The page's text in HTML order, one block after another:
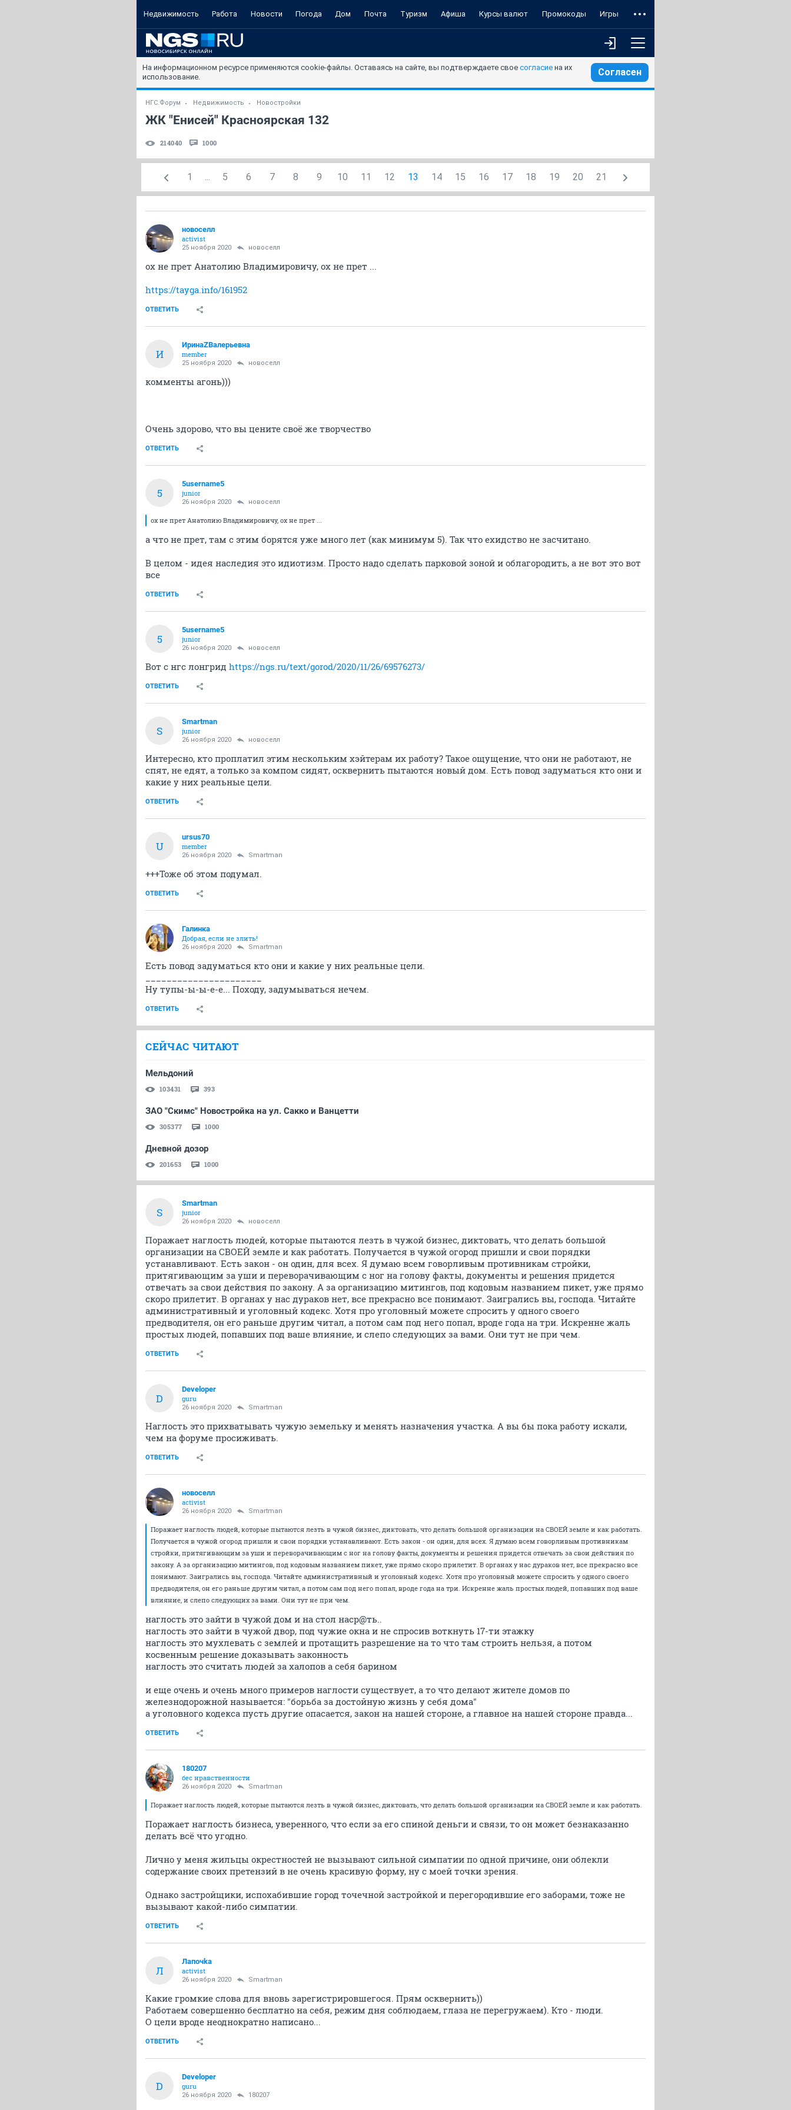
Недвижимость Работа Новости Погода Дом Почта Туризм Афиша Курсы валют Промокоды Игры
На информационном ресурсе применяются cookie-файлы. Оставаясь на сайте, вы подтверждаете свое согласие на их
использование.
Согласен
НГС.Форум Недвижимость Новостройки
ЖК "Енисей" Красноярская 132
214040 1000
1 ... 5 6 7 8 9 10 11 12 13 14 15 16 17 18 19 20 21
новоселл
activist
25 ноября 2020 новоселл
ох не прет Анатолию Владимировичу, ох не прет ...
https://tayga.info/161952
ОТВЕТИТЬ
И
ИринаZВалерьевна
member
25 ноября 2020 новоселл
комменты агонь)))
Очень здорово, что вы цените своё же творчество
ОТВЕТИТЬ
5
5username5
junior
26 ноября 2020 новоселл
ох не прет Анатолию Владимировичу, ох не прет ...
а что не прет, там с этим борятся уже много лет (как минимум 5). Так что ехидство не засчитано.
В целом - идея наследия это идиотизм. Просто надо сделать парковой зоной и облагородить, а не вот это вот
все
ОТВЕТИТЬ
5
5username5
junior
26 ноября 2020 новоселл
Вот с нгс лонгрид https://ngs.ru/text/gorod/2020/11/26/69576273/
ОТВЕТИТЬ
S
Smartman
junior
26 ноября 2020 новоселл
Интересно, кто проплатил этим нескольким хэйтерам их работу? Такое ощущение, что они не работают, не
спят, не едят, а только за компом сидят, осквернить пытаются новый дом. Есть повод задуматься кто они и
какие у них реальные цели.
ОТВЕТИТЬ
U
ursus70
member
26 ноября 2020 Smartman
+++Тоже об этом подумал.
ОТВЕТИТЬ
Галинка
Добрая, если не злить!
26 ноября 2020 Smartman
Есть повод задуматься кто они и какие у них реальные цели.
Ну тупы-ы-ы-е-е... Походу, задумываться нечем.
ОТВЕТИТЬ
СЕЙЧАС ЧИТАЮТ
Мельдоний
103431 393
ЗАО "Скимс" Новостройка на ул. Сакко и Ванцетти
305377 1000
Дневной дозор
201653 1000
S
Smartman
junior
26 ноября 2020 новоселл
Поражает наглость людей, которые пытаются лезть в чужой бизнес, диктовать, что делать большой
организации на СВОЕЙ земле и как работать. Получается в чужой огород пришли и свои порядки
устанавливают. Есть закон - он один, для всех. Я думаю всем говорливым противникам стройки,
притягивающим за уши и переворачивающим с ног на голову факты, документы и решения придется
отвечать за свои действия по закону. А за организацию митингов, под кодовым названием пикет, уже прямо
скоро прилетит. В органах у нас дураков нет, все прекрасно все понимают. Заигрались вы, господа. Читайте
административный и уголовный кодекс. Хотя про уголовный можете спросить у одного своего
предводителя, он его раньше другим читал, а потом сам под него попал, вроде года на три. Искренне жаль
простых людей, попавших под ваше влияние, и слепо следующих за вами. Они тут не при чем.
ОТВЕТИТЬ
D
Developer
guru
26 ноября 2020 Smartman
Наглость это прихватывать чужую земельку и менять назначения участка. А вы бы пока работу искали,
чем на форуме просиживать.
ОТВЕТИТЬ
новоселл
activist
26 ноября 2020 Smartman
Поражает наглость людей, которые пытаются лезть в чужой бизнес, диктовать, что делать большой организации на СВОЕЙ земле и как работать.
Получается в чужой огород пришли и свои порядки устанавливают. Есть закон - он один, для всех. Я думаю всем говорливым противникам
стройки, притягивающим за уши и переворачивающим с ног на голову факты, документы и решения придется отвечать за свои действия по
закону. А за организацию митингов, под кодовым названием пикет, уже прямо скоро прилетит. В органах у нас дураков нет, все прекрасно все
понимают. Заигрались вы, господа. Читайте административный и уголовный кодекс. Хотя про уголовный можете спросить у одного своего
предводителя, он его раньше другим читал, а потом сам под него попал, вроде года на три. Искренне жаль простых людей, попавших под ваше
влияние, и слепо следующих за вами. Они тут не при чем.
наглость это зайти в чужой дом и на стол наср@ть..
наглость это зайти в чужой двор, под чужие окна и не спросив воткнуть 17-ти этажку
наглость это мухлевать с землей и протащить разрешение на то что там строить нельзя, а потом
косвенным решение доказывать законность
наглость это считать людей за халопов а себя барином
и еще очень и очень много примеров наглости существует, а то что делают жителе домов по
железнодорожной называется: "борьба за достойную жизнь у себя дома"
а уголовного кодекса пусть другие опасается, закон на нашей стороне, а главное на нашей стороне правда...
ОТВЕТИТЬ
180207
бес нравственности
26 ноября 2020 Smartman
Поражает наглость людей, которые пытаются лезть в чужой бизнес, диктовать, что делать большой организации на СВОЕЙ земле и как работать.
Поражает наглость бизнеса, уверенного, что если за его спиной деньги и связи, то он может безнаказанно
делать всё что угодно.
Лично у меня жильцы окрестностей не вызывают сильной симпатии по одной причине, они облекли
содержание своих претензий в не очень красивую форму, ну с моей точки зрения.
Однако застройщики, испохабившие город точечной застройкой и перегородившие его заборами, тоже не
вызывают какой-либо симпатии.
ОТВЕТИТЬ
Л
Лапочkа
activist
26 ноября 2020 Smartman
Какие громкие слова для вновь зарегистрировшегося. Прям осквернить))
Работаем совершенно бесплатно на себя, режим дня соблюдаем, глаза не перегружаем). Кто - люди.
О цели вроде неоднократно написано...
ОТВЕТИТЬ
D
Developer
guru
26 ноября 2020 180207